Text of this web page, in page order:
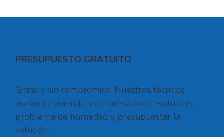
PRESUPUESTO GRATUITO
Gratis y sin compromiso. Nuestros técnicos
visitan su vivienda o empresa para evaluar el
problema de humedad y presupuestar la
solución.